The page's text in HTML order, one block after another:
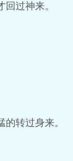
过神来。
转过身来。